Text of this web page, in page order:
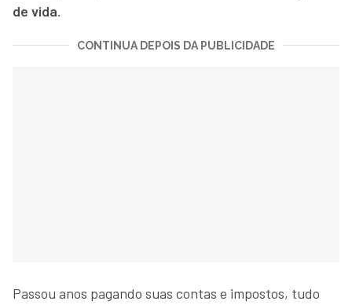
de vida.
CONTINUA DEPOIS DA PUBLICIDADE
Passou anos pagando suas contas e impostos, tudo